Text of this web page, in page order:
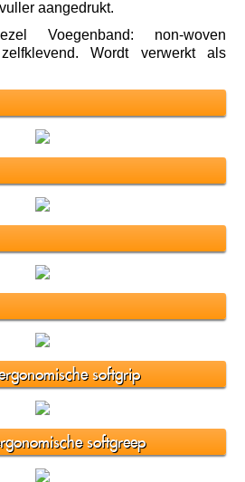
aangedrukt.
Voegenband: non-woven
Wordt verwerkt als
softgrip
softgreep